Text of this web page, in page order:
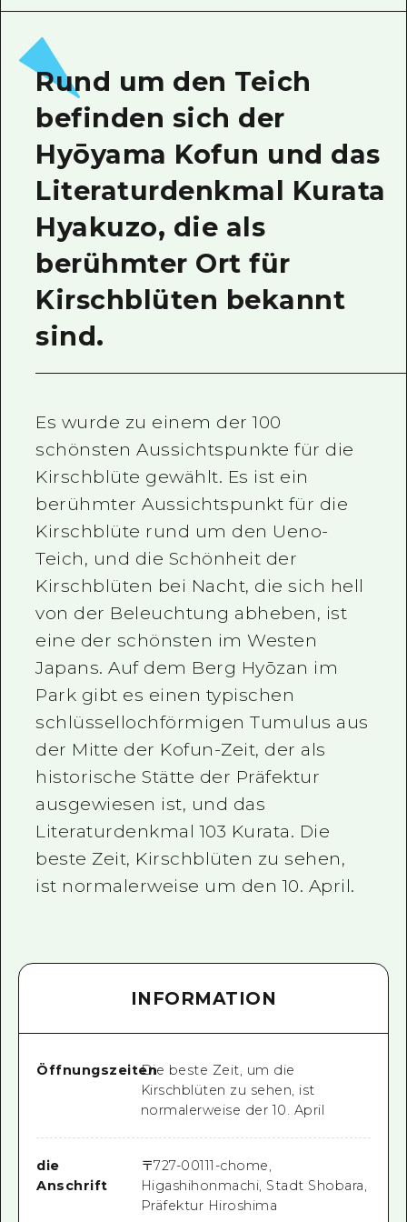
Rund um den Teich
befinden sich der
Hyōyama Kofun und das
Literaturdenkmal Kurata
Hyakuzo, die als
berühmter Ort für
Kirschblüten bekannt
sind.
Es wurde zu einem der 100
schönsten Aussichtspunkte für die
Kirschblüte gewählt. Es ist ein
berühmter Aussichtspunkt für die
Kirschblüte rund um den Ueno-
Teich, und die Schönheit der
Kirschblüten bei Nacht, die sich hell
von der Beleuchtung abheben, ist
eine der schönsten im Westen
Japans. Auf dem Berg Hyōzan im
Park gibt es einen typischen
schlüssellochförmigen Tumulus aus
der Mitte der Kofun-Zeit, der als
historische Stätte der Präfektur
ausgewiesen ist, und das
Literaturdenkmal 103 Kurata. Die
beste Zeit, Kirschblüten zu sehen,
ist normalerweise um den 10. April.
INFORMATION
ÖffnungszeitenDie beste Zeit, um die
Kirschblüten zu sehen, ist
normalerweise der 10. April
die
Anschrift
〒727-00111-chome,
Higashihonmachi, Stadt Shobara,
Präfektur Hiroshima